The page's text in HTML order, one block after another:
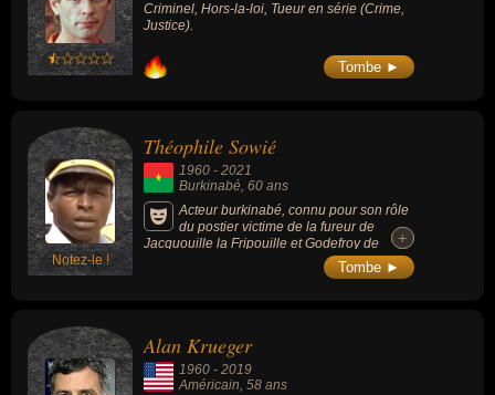
Criminel, Hors-la-loi, Tueur en série (Crime,
Justice).
Tombe ►
Notez-le !
Théophile Sowié
1960 - 2021
Burkinabé , 60 ans
Acteur burkinabé, connu pour son rôle
du postier victime de la fureur de
Jacquouille la Fripouille et Godefroy de
Montmirail, dans « Les Visiteurs » (1993,
comédie fantastique, avec Christian Clavier
+
+
Tombe ►
Alan Krueger
1960 - 2019
Américain, 58 ans